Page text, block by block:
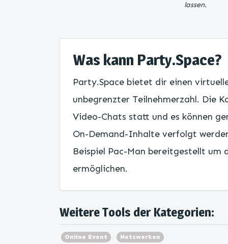
lassen.
Was kann Party.Space?
Party.Space bietet dir einen
unbegrenzter Teilnehmerzahl. Die
Video-Chats statt und es können
On-Demand-Inhalte verfolgt
Beispiel Pac-Man bereitgestellt
ermöglichen.
Weitere Tools der Kategorien:
Online Event Netzwerken